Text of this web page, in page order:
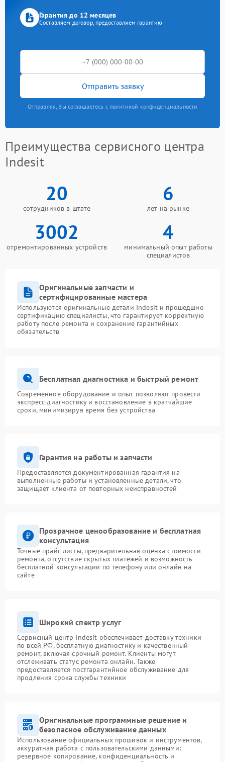
Гарантия до 12 месяцев
Составляем договор, предоставляем гарантию
Отправить заявку
Отправляя, Вы соглашаетесь с политикой конфиденциальности
Преимущества сервисного центра
Indesit
20
сотрудников в штате
6
лет на рынке
3002
отремонтированных устройств
4
минимальный опыт работы
специалистов
Оригинальные запчасти и
сертифицированные мастера
Используются оригинальные детали Indesit и прошедшие
сертификацию специалисты, что гарантирует корректную
работу после ремонта и сохранение гарантийных
обязательств
Бесплатная диагностика и быстрый ремонт
Современное оборудование и опыт позволяют провести
экспресс-диагностику и восстановление в кратчайшие
сроки, минимизируя время без устройства
Гарантия на работы и запчасти
Предоставляется документированная гарантия на
выполненные работы и установленные детали, что
защищает клиента от повторных неисправностей
Прозрачное ценообразование и бесплатная
консультация
Точные прайс-листы, предварительная оценка стоимости
ремонта, отсутствие скрытых платежей и возможность
бесплатной консультации по телефону или онлайн на
сайте
Широкий спектр услуг
Сервисный центр Indesit обеспечивает доставку техники
по всей РФ, бесплатную диагностику и качественный
ремонт, включая срочный ремонт. Клиенты могут
отслеживать статус ремонта онлайн. Также
предоставляется постгарантийное обслуживание для
продления срока службы техники
Оригинальные программные решение и
безопасное обслуживание данных
Использование официальных прошивок и инструментов,
аккуратная работа с пользовательскими данными:
резервное копирование, конфиденциальность и